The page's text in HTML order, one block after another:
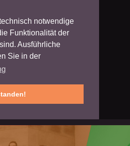
notwendige
Funktionalität der
Ausführliche
Sie in der